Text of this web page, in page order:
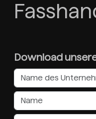
Download